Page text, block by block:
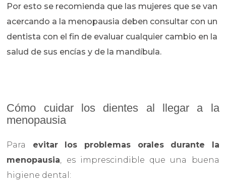
Por esto se recomienda que las mujeres que se van
acercando a la menopausia deben consultar con un
dentista con el fin de evaluar cualquier cambio en la
salud de sus encías y de la mandíbula.
Cómo cuidar los dientes al llegar a la
menopausia
Para
evitar los problemas orales durante la
menopausia, es imprescindible que una buena
higiene dental: